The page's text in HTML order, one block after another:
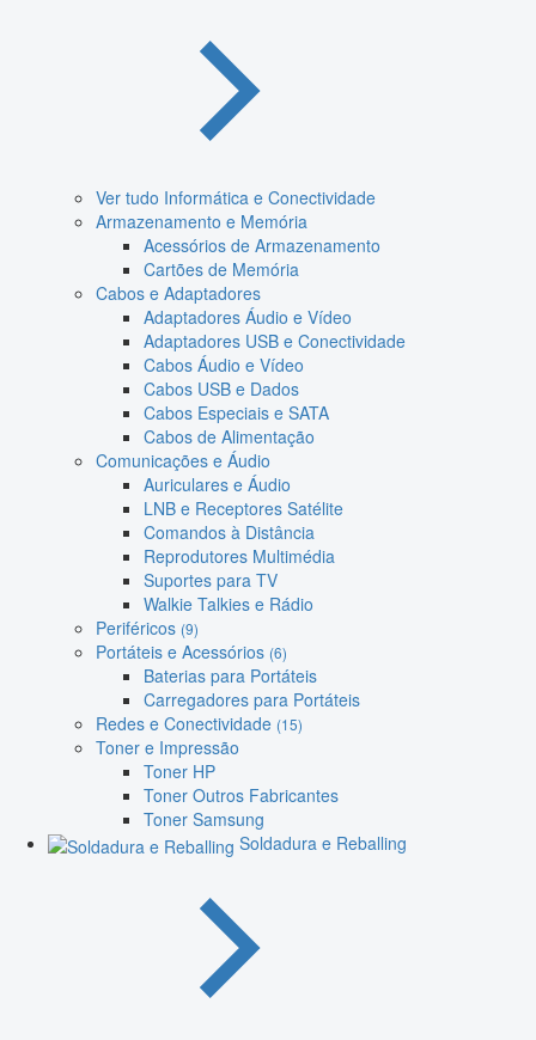
Ver tudo Informática e Conectividade
Armazenamento e Memória
Acessórios de Armazenamento
Cartões de Memória
Cabos e Adaptadores
Adaptadores Áudio e Vídeo
Adaptadores USB e Conectividade
Cabos Áudio e Vídeo
Cabos USB e Dados
Cabos Especiais e SATA
Cabos de Alimentação
Comunicações e Áudio
Auriculares e Áudio
LNB e Receptores Satélite
Comandos à Distância
Reprodutores Multimédia
Suportes para TV
Walkie Talkies e Rádio
Periféricos (9)
Portáteis e Acessórios (6)
Baterias para Portáteis
Carregadores para Portáteis
Redes e Conectividade (15)
Toner e Impressão
Toner HP
Toner Outros Fabricantes
Toner Samsung
Soldadura e Reballing